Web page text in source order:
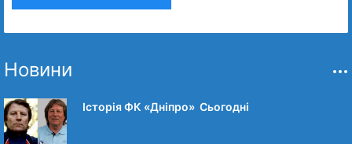
Новини
Історія ФК «Дніпро» Сьогодні